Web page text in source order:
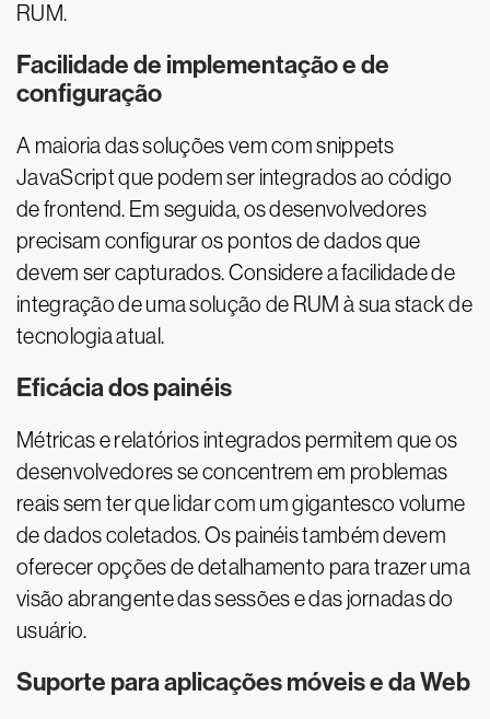
RUM.
Facilidade de implementação e de
configuração
A maioria das soluções vem com snippets
JavaScript que podem ser integrados ao código
de frontend. Em seguida, os desenvolvedores
precisam configurar os pontos de dados que
devem ser capturados. Considere a facilidade de
integração de uma solução de RUM à sua stack de
tecnologia atual.
Eficácia dos painéis
Métricas e relatórios integrados permitem que os
desenvolvedores se concentrem em problemas
reais sem ter que lidar com um gigantesco volume
de dados coletados. Os painéis também devem
oferecer opções de detalhamento para trazer uma
visão abrangente das sessões e das jornadas do
usuário.
Suporte para aplicações móveis e da Web